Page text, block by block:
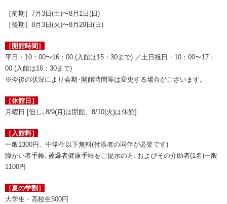
［前期］7月3日(土)〜8月1日(日)
［後期］8月3日(火)〜8月29日(日)
［開館時間］
平日・10：00〜16：00 (入館は15：30まで) ／土日祝日・10：00〜17：
00 (入館は16：30まで)
※今後の状況により会期･開館時間等は変更する場合がございます。
［休館日］
月曜日 [但し､8/9(月)は開館、8/10(火)は休館]
［入館料］
一般1300円、中学生以下無料(付添者の同伴が必要です)
障がい者手帳､被爆者健康手帳をご提示の方､およびその介助者(1名)一般
1100円
［夏の学割］
大学生・高校生500円